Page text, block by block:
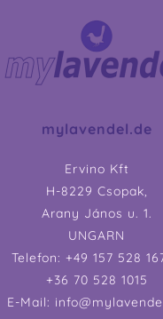
mylavendel.de
Ervino Kft
H-8229 Csopak,
Arany János u. 1.
UNGARN
Telefon: +49 157 528
+36 70 528 1015
E-Mail: